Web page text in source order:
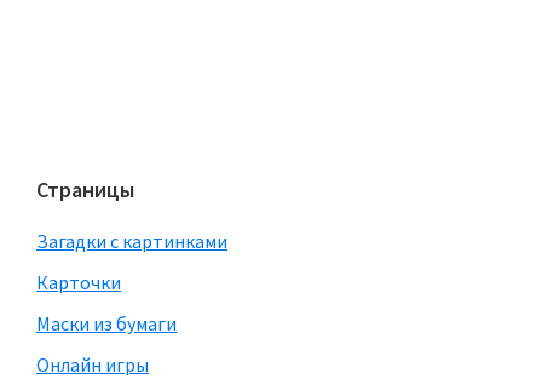
Страницы
Загадки с картинками
Карточки
Маски из бумаги
Онлайн игры